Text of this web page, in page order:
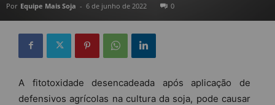
Por Equipe Mais Soja - 6 de junho de 2022 0
A fitotoxidade desencadeada após aplicação de
defensivos agrícolas na cultura da soja, pode causar